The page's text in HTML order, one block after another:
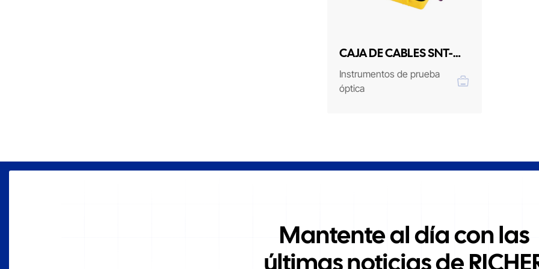
CAJA DE CABLES SNT-
LAUNCH-01
Instrumentos de prueba
óptica
Mantente al día con las
últimas noticias de